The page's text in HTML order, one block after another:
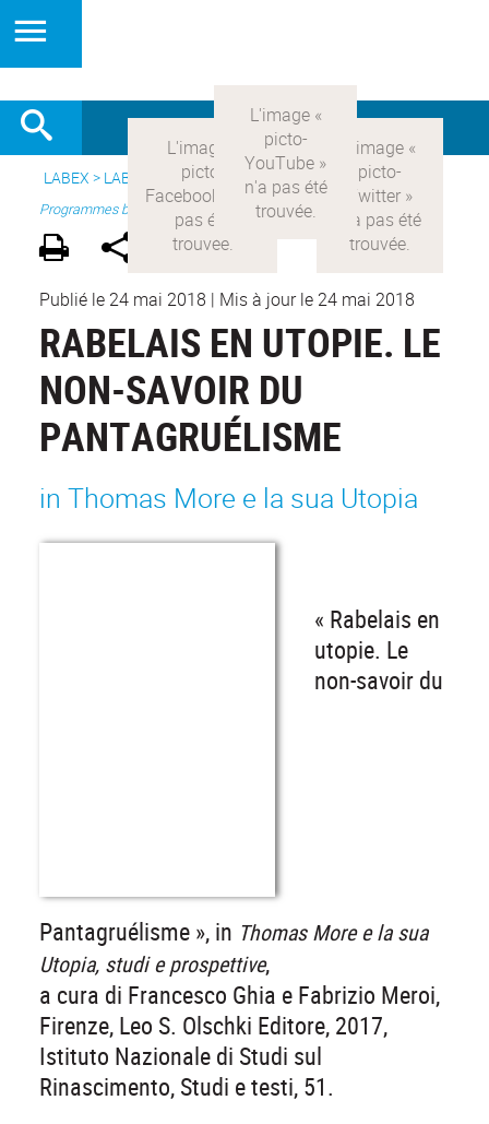
LABEX > LABEX COMOD> Version française > Recherche >
Programmes blanc
Publié le 24 mai 2018 | Mis à jour le 24 mai 2018
RABELAIS EN UTOPIE. LE
NON-SAVOIR DU
PANTAGRUÉLISME
in Thomas More e la sua Utopia
« Rabelais en
utopie. Le
non-savoir du
Pantagruélisme », in Thomas More e la sua
Utopia, studi e prospettive,
a cura di Francesco Ghia e Fabrizio Meroi,
Firenze, Leo S. Olschki Editore, 2017,
Istituto Nazionale di Studi sul
Rinascimento, Studi e testi, 51.